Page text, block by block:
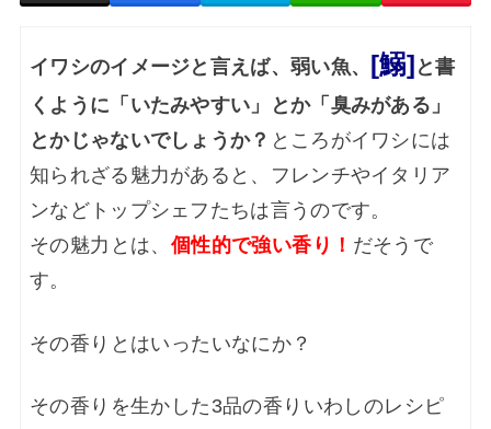
イワシのイメージと言えば、弱い魚、 [鰯] と書
くように「いたみやすい」とか「臭みがある」
とかじゃないでしょうか？ ところがイワシには
知られざる魅力があると、フレンチやイタリア
ンなどトップシェフたちは言うのです。
その魅力とは、 個性的で強い香り！ だそうで
す。
その香りとはいったいなにか？
その香りを生かした3品の香りいわしのレシピ